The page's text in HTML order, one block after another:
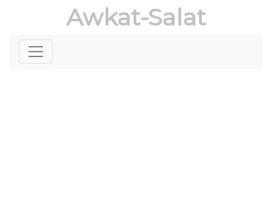
Awkat-Salat